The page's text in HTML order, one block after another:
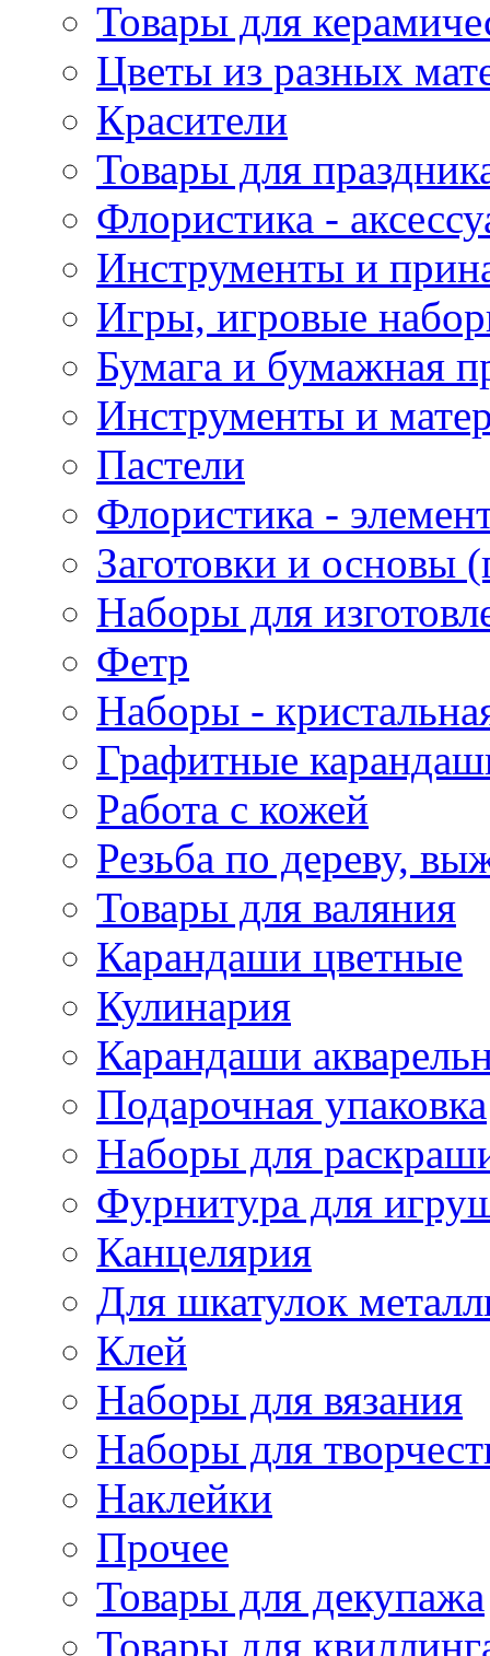
Товары для
Цветы из разных
Красители
Товары для
Флористика -
Инструменты и
Игры, игровые
Бумага и бумажная
Инструменты и
Пастели
Флористика -
Заготовки и основы
Наборы для
Фетр
Наборы -
Графитные
Работа с кожей
Резьба по дереву,
Товары для валяния
Карандаши цветные
Кулинария
Карандаши
Подарочная упаковка
Наборы для
Фурнитура для
Канцелярия
Для шкатулок
Клей
Наборы для вязания
Наборы для
Наклейки
Прочее
Товары для декупажа
Товары для